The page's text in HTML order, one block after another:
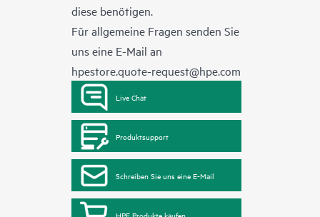
diese benötigen.
Für allgemeine Fragen senden Sie
uns eine E-Mail an
hpestore.quote-request@hpe.com
Live Chat
Produktsupport
Schreiben Sie uns eine E-Mail